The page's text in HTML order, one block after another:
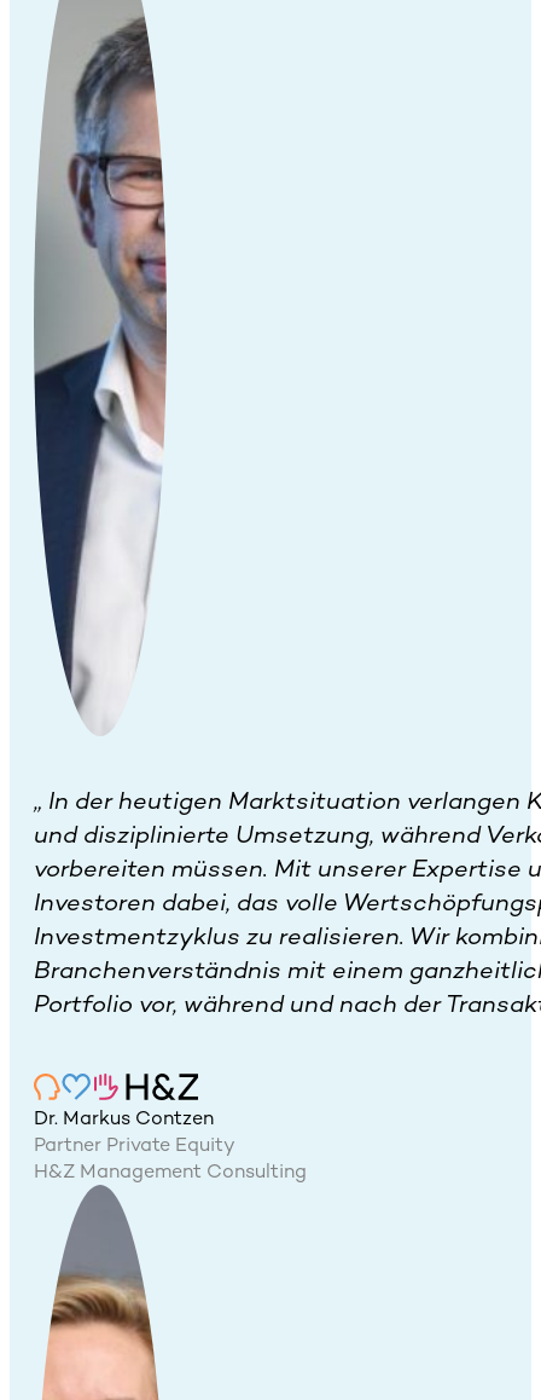
„ In der heutigen Marktsituation verlangen
und disziplinierte Umsetzung, während
vorbereiten müssen. Mit unserer
Investoren dabei, das volle
Investmentzyklus zu realisieren. Wir
Branchenverständnis mit einem
Portfolio vor, während und nach der
Dr. Markus Contzen
Partner Private Equity
H&Z Management Consulting